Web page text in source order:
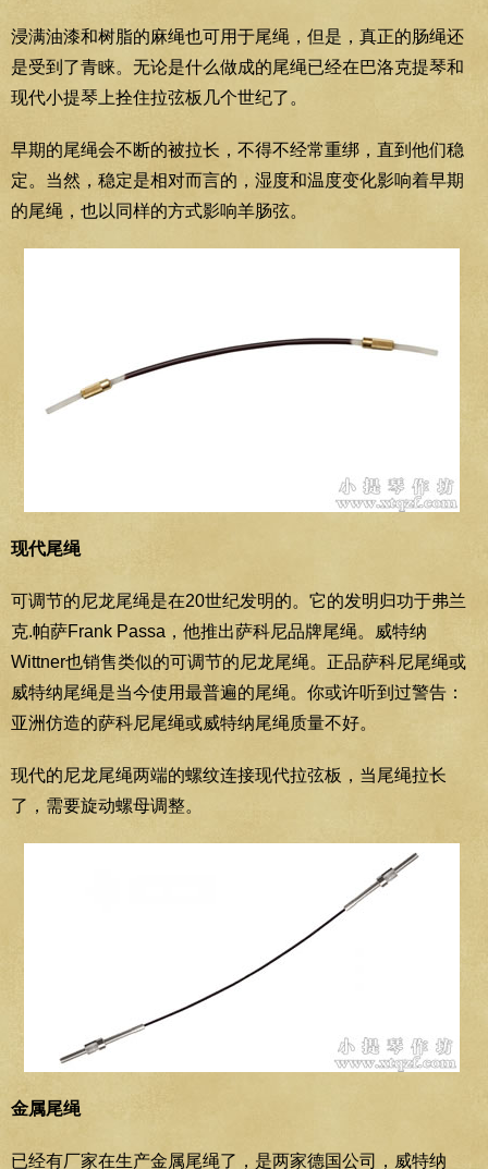
浸满油漆和树脂的麻绳也可用于尾绳，但是，真正的肠绳还
是受到了青睐。无论是什么做成的尾绳已经在巴洛克提琴和
现代小提琴上拴住拉弦板几个世纪了。
早期的尾绳会不断的被拉长，不得不经常重绑，直到他们稳
定。当然，稳定是相对而言的，湿度和温度变化影响着早期
的尾绳，也以同样的方式影响羊肠弦。
现代尾绳
可调节的尼龙尾绳是在20世纪发明的。它的发明归功于弗兰
克.帕萨Frank Passa，他推出萨科尼品牌尾绳。威特纳
Wittner也销售类似的可调节的尼龙尾绳。正品萨科尼尾绳或
威特纳尾绳是当今使用最普遍的尾绳。你或许听到过警告：
亚洲仿造的萨科尼尾绳或威特纳尾绳质量不好。
现代的尼龙尾绳两端的螺纹连接现代拉弦板，当尾绳拉长
了，需要旋动螺母调整。
金属尾绳
已经有厂家在生产金属尾绳了，是两家德国公司，威特纳